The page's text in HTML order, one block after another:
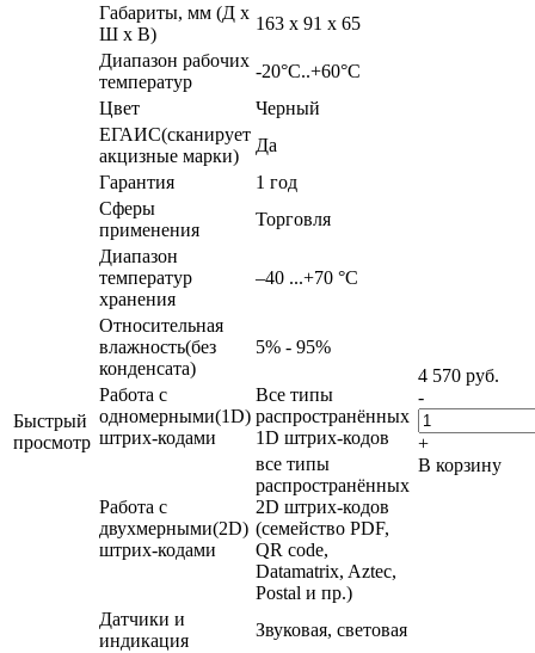
Быстрый
просмотр
Габариты, мм (Д x
Ш x В)
163 x 91 x 65
Диапазон рабочих
температур
-20°C..+60°C
Цвет
Черный
ЕГАИС(сканирует
акцизные марки)
Да
Гарантия
1 год
Сферы
применения
Торговля
Диапазон
температур
хранения
–40 ...+70 °C
Относительная
влажность(без
конденсата)
5% - 95%
Работа с
одномерными(1D)
штрих-кодами
Все типы
распространённых
1D штрих-кодов
Работа с
двухмерными(2D)
штрих-кодами
все типы
распространённых
2D штрих-кодов
(семейство PDF,
QR code,
Datamatrix, Aztec,
Postal и пр.)
Датчики и
индикация
Звуковая, световая
4 570 руб.
-
+
В корзину